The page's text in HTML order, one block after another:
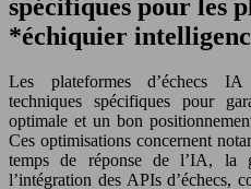
spécifiques pour les
*échiquier
Les plateformes d’échecs IA
techniques spécifiques pour
optimale et un bon
Ces optimisations concernent
temps de réponse de l’IA, la
l’intégration des APIs d’échecs,